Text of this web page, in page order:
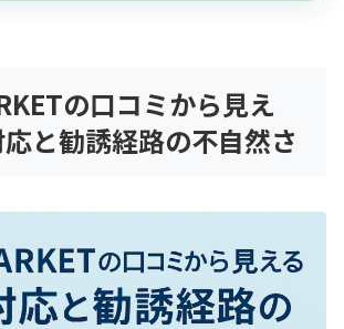
の口コミから見え
と勧誘経路の不自然さ